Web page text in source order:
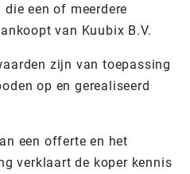
een of meerdere
van Kuubix B.V.
zijn van toepassing
op en gerealiseerd
een offerte en het
verklaart de koper kennis